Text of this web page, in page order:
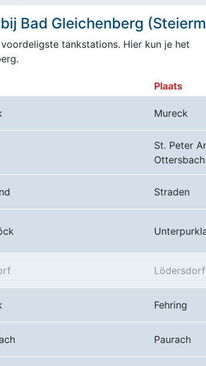
Bad Gleichenberg
tankstations. Hier kun je het
Plaats
Mureck
St. Peter
Ottersbach
Straden
Lödersdorf
Fehring
Paurach